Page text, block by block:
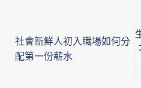
社會新鮮人初入職場如何分
配第一份薪水